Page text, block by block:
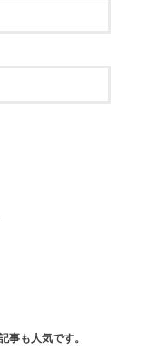
事も人気です。